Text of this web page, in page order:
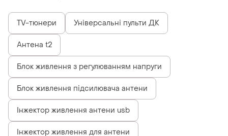
TV-тюнери Універсальні пульти ДК
Антена t2
Блок живлення з регулюванням напруги
Блок живлення підсилювача антени
Інжектор живлення антени usb
Інжектор живлення для антени